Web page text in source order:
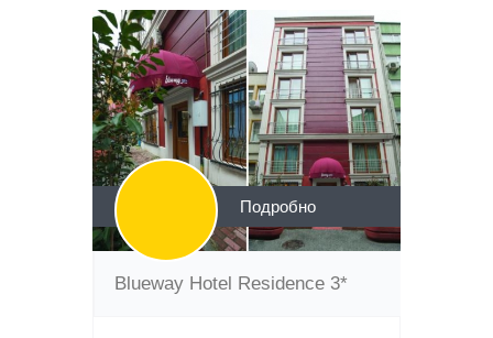
Подробно
Blueway Hotel Residence 3*